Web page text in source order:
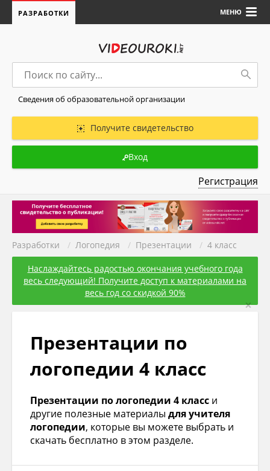
МЕНЮ
РАЗРАБОТКИ
Сведения об образовательной организации
Получите свидетельство
Вход
Регистрация
Разработки / Логопедия / Презентации / 4 класс
Наслаждайтесь радостью окончания учебного года
весь следующий! Получите доступ к материалами на
весь год со скидкой 90%
×
Презентации по
логопедии 4 класс
Презентации по логопедии 4 класс и
другие полезные материалы для учителя
логопедии, которые вы можете выбрать и
скачать бесплатно в этом разделе.